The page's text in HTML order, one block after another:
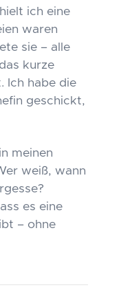
ich eine
waren
sie – alle
kurze
Ich habe die
geschickt,
meinen
weiß, wann
es eine
– ohne